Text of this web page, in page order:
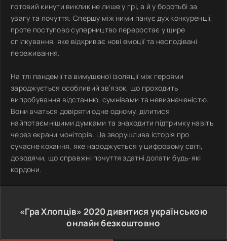
готовий кинути виклик не лише у грі, а й у боротьбі за
увагу та почуття. Спершу між ними панує дух конкуренції,
проте поступово суперництво переростає у щире
спілкування, яке відкриває нові емоції та несподівані
переживання.
На тлі пандемії та вимушеної ізоляції між героями
зароджується особливий зв’язок, що проходить
випробування відстанню, сумнівами та невизначеністю.
Вони вчаться довіряти одне одному, ділитися
найпотаємнішими думками та знаходити підтримку навіть
через екрани моніторів. Це зворушлива історія про
сучасне кохання, яке народжується у цифровому світі,
доводячи, що справжні почуття здатні долати будь-які
кордони.
«Гра Хлопців» 2020дивитися українською
онлайн безкоштовно